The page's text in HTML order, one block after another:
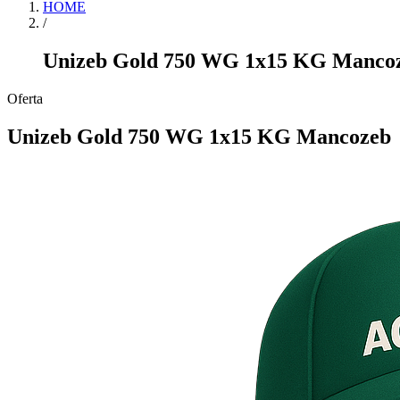
HOME
/
Unizeb Gold 750 WG 1x15 KG
Item
of
0
Oferta
Unizeb Gold 750 WG 1x15 KG Mancozeb